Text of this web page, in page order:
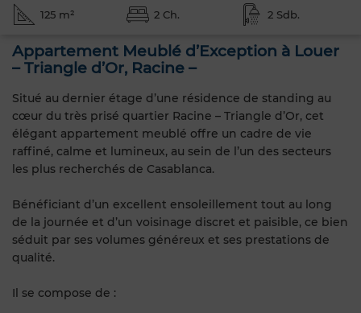
125 m² 2 Ch. 2 Sdb.
Appartement Meublé d’Exception à Louer
– Triangle d’Or, Racine –
Situé au dernier étage d’une résidence de standing au
cœur du très prisé quartier Racine – Triangle d’Or, cet
élégant appartement meublé offre un cadre de vie
raffiné, calme et lumineux, au sein de l’un des secteurs
les plus recherchés de Casablanca.
Bénéficiant d’un excellent ensoleillement tout au long
de la journée et d’un voisinage discret et paisible, ce bien
séduit par ses volumes généreux et ses prestations de
qualité.
Il se compose de :